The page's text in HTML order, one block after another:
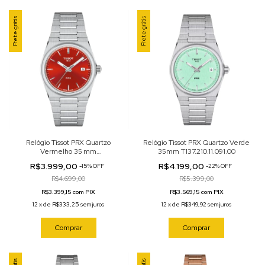
Frete grátis
Relógio Tissot PRX Quartzo
Vermelho 35 mm
R$3.999,00-15%OFF
R$4.699,00
R$3.399,15 com PIX
12 xde R$333,25 sem juros
Comprar
Frete grátis
Relógio Tissot PRX Quartzo Verde
35mm T137.210.11.091.00
R$4.199,00-22%OFF
R$5.399,00
R$3.569,15 com PIX
12 xde R$349,92 sem juros
Comprar